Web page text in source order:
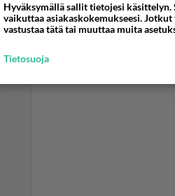
Hyväksymällä sallit tietojesi käsittelyn.
vaikuttaa asiakaskokemukseesi.
vastustaa tätä tai muuttaa muita
Tietosuoja